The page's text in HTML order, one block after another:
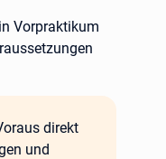
Vorpraktikum
direkt
und